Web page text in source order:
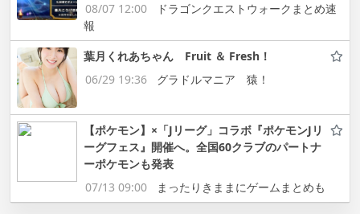
08/07 12:00
ドラゴンクエストウォークまとめ速
報
葉月くれあちゃん Fruit ＆ Fresh！
06/29 19:36
グラドルマニア 猿！
【ポケモン】×「Jリーグ」コラボ『ポケモンJリ
ーグフェス』開催へ。全国60クラブのパートナ
ーポケモンも発表
07/13 09:00
まったりきままにゲームまとめも